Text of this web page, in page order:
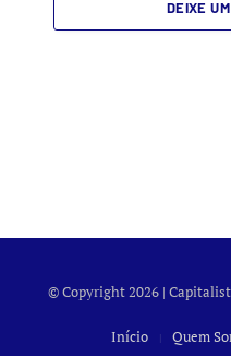
DEIXE
© Copyright 2026 |
Início Quem